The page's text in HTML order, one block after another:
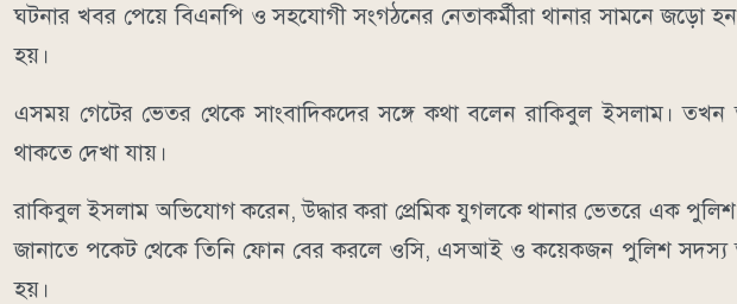
ঘটনার খবর পেয়ে বিএনপি ও সহযোগী সংগঠনের নেতাকর্মীরা থানার সামনে জড়ো
হয়।
এসময় গেটের ভেতর থেকে সাংবাদিকদের সঙ্গে কথা বলেন রাকিবুল ইসলাম।
থাকতে দেখা যায়।
রাকিবুল ইসলাম অভিযোগ করেন, উদ্ধার করা প্রেমিক যুগলকে থানার ভেতরে এক
জানাতে পকেট থেকে তিনি ফোন বের করলে ওসি, এসআই ও কয়েকজন পুলিশ সদস্য
হয়।